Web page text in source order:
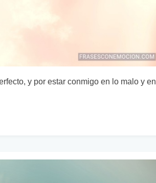
y por estar conmigo en lo malo y en